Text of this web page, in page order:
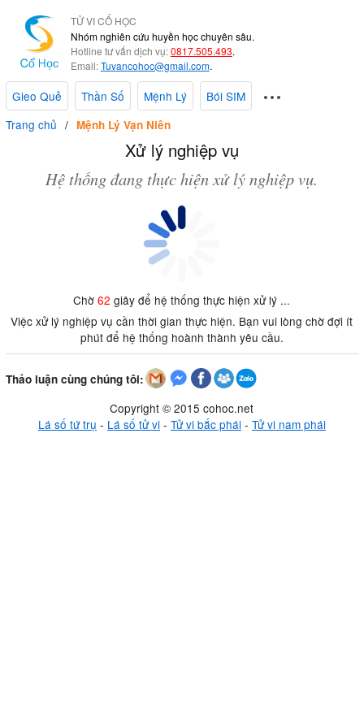
TỬ VI CỔ HỌC
Nhóm nghiên cứu huyền học chuyên sâu.
Hotline tư vấn dịch vụ:0817.505.493.
Email:Tuvancohoc@gmail.com.
Gieo Quẻ Thần Số Mệnh Lý
Bói SIM
Trang chủ
Mệnh Lý Vạn Niên
Xử lý nghiệp vụ
Hệ thống đang thực hiện xử lý nghiệp vụ.
Chờ62 giây để hệ thống thực hiện xử lý ...
Việc xử lý nghiệp vụ cần thời gian thực hiện. Bạn vui lòng chờ đợi ít
phút để hệ thống hoành thành yêu cầu.
Thảo luận cùng chúng tôi:
Copyright © 2015 cohoc.net
Lá số tứ trụ - Lá số tử vi- Tử vi bắc phái- Tử vi nam phái